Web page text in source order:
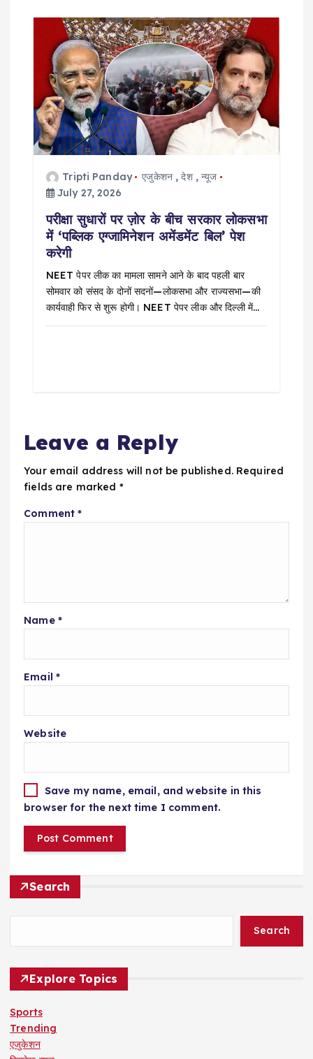
Tripti Panday एजुकेशन,देश,न्यूज
July 27, 2026
परीक्षा सुधारों पर ज़ोर के बीच सरकार लोकसभा
में ‘पब्लिक एग्जामिनेशन अमेंडमेंट बिल’ पेश
करेगी
NEET पेपर लीक का मामला सामने आने के बाद पहली बार
सोमवार को संसद के दोनों सदनों—लोकसभा और राज्यसभा—की
कार्यवाही फिर से शुरू होगी। NEET पेपर लीक और दिल्ली में…
Leave a Reply
Your email address will not be published. Required
fields are marked *
Comment*
Name *
Email *
Website
Save my name, email, and website in this
browser for the next time I comment.
Search
Search
Explore Topics
Sports
Trending
एजुकेशन